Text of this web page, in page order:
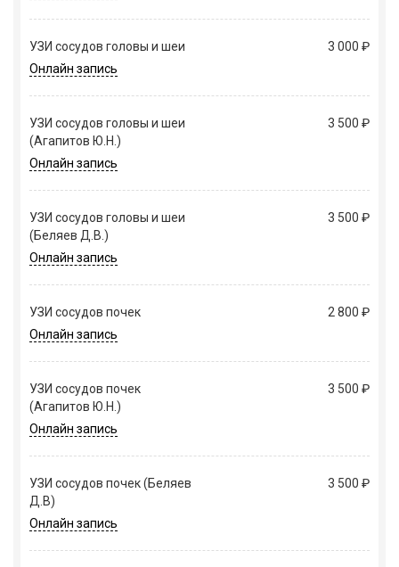
УЗИ сосудов головы и шеи
3 000 ₽
Онлайн запись
УЗИ сосудов головы и шеи
(Агапитов Ю.Н.)
3 500 ₽
Онлайн запись
УЗИ сосудов головы и шеи
(Беляев Д.В.)
3 500 ₽
Онлайн запись
УЗИ сосудов почек
2 800 ₽
Онлайн запись
УЗИ сосудов почек
(Агапитов Ю.Н.)
3 500 ₽
Онлайн запись
УЗИ сосудов почек (Беляев
Д.В)
3 500 ₽
Онлайн запись